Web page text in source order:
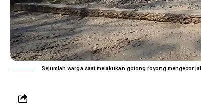
Sejumlah warga saat melakukan gotong royong mengecor